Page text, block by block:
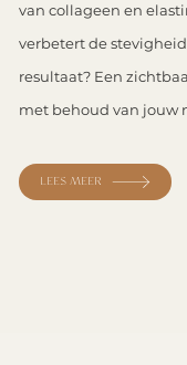
van collageen en
verbetert de
resultaat? Een
met behoud van
LEES MEER